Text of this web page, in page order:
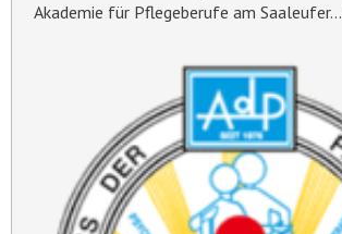
Akademie für Pflegeberufe am Saaleufer…